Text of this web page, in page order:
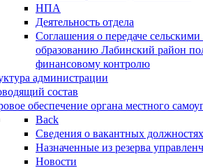
НПА
Деятельность отдела
Соглашения о передаче
образованию Лабинский район
финансовому контролю
администрации
состав
обеспечение органа местного
Back
Сведения о вакантных
Назначенные из резерва
Новости